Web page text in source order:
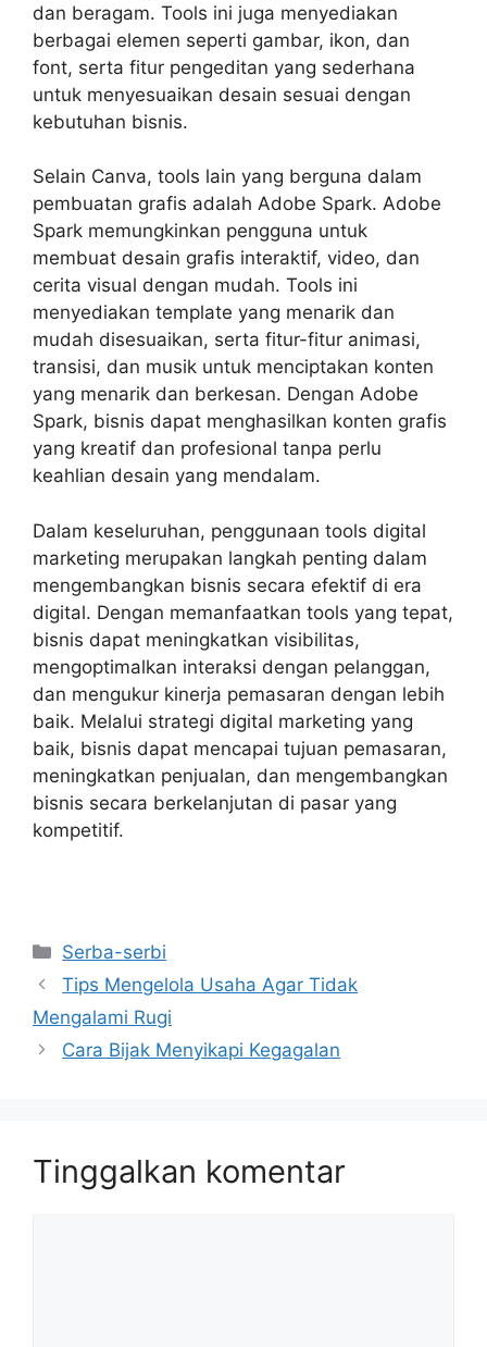
dan beragam. Tools ini juga menyediakan
berbagai elemen seperti gambar, ikon, dan
font, serta fitur pengeditan yang sederhana
untuk menyesuaikan desain sesuai dengan
kebutuhan bisnis.
Selain Canva, tools lain yang berguna dalam
pembuatan grafis adalah Adobe Spark. Adobe
Spark memungkinkan pengguna untuk
membuat desain grafis interaktif, video, dan
cerita visual dengan mudah. Tools ini
menyediakan template yang menarik dan
mudah disesuaikan, serta fitur-fitur animasi,
transisi, dan musik untuk menciptakan konten
yang menarik dan berkesan. Dengan Adobe
Spark, bisnis dapat menghasilkan konten grafis
yang kreatif dan profesional tanpa perlu
keahlian desain yang mendalam.
Dalam keseluruhan, penggunaan tools digital
marketing merupakan langkah penting dalam
mengembangkan bisnis secara efektif di era
digital. Dengan memanfaatkan tools yang tepat,
bisnis dapat meningkatkan visibilitas,
mengoptimalkan interaksi dengan pelanggan,
dan mengukur kinerja pemasaran dengan lebih
baik. Melalui strategi digital marketing yang
baik, bisnis dapat mencapai tujuan pemasaran,
meningkatkan penjualan, dan mengembangkan
bisnis secara berkelanjutan di pasar yang
kompetitif.
Kategori
Serba-serbi
Tips Mengelola Usaha Agar Tidak
Mengalami Rugi
Cara Bijak Menyikapi Kegagalan
Tinggalkan komentar